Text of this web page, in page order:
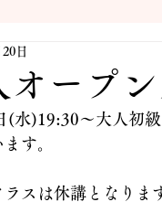
オープ
日
(水)19:30〜大人初
す。
スは休講となりま